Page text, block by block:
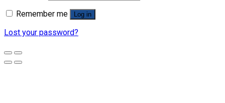
Remember me
Log in
Lost your password?